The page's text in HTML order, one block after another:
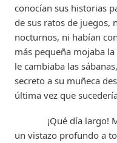
conocían sus historias
de sus ratos de juegos,
nocturnos, ni habían
más pequeña mojaba
le cambiaba las
secreto a su muñeca
última vez que
¡Qué día largo!
un vistazo profundo a